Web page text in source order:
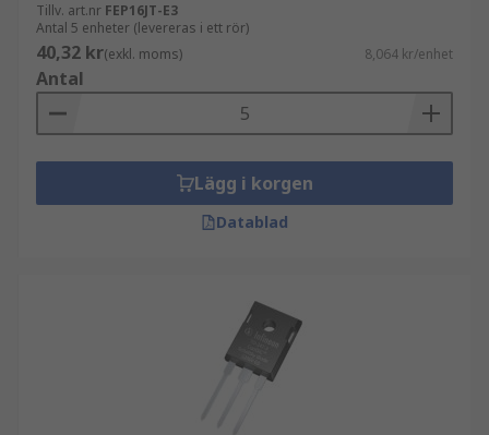
Tillv. art.nr FEP16JT-E3
Antal 5 enheter (levereras i ett rör)
40,32 kr(exkl. moms) 8,064 kr/enhet
Antal
Lägg i korgen
Datablad